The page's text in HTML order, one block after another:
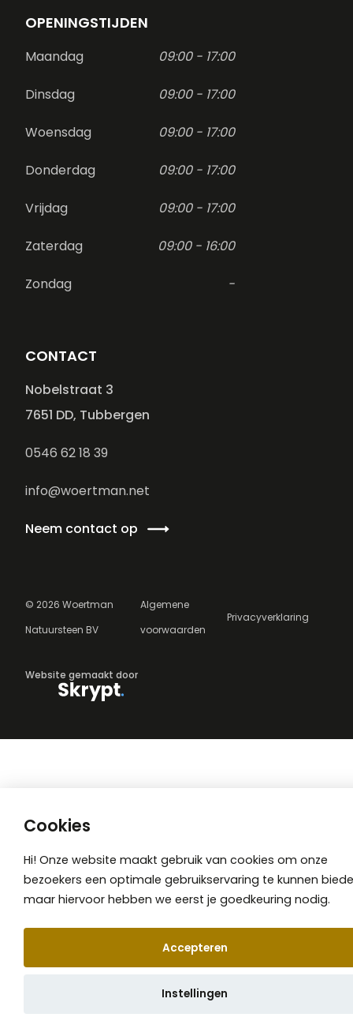
OPENINGSTIJDEN
Maandag 09:00 - 17:00
Dinsdag 09:00 - 17:00
Woensdag 09:00 - 17:00
Donderdag 09:00 - 17:00
Vrijdag 09:00 - 17:00
Zaterdag 09:00 - 16:00
Zondag -
CONTACT
Nobelstraat 3
7651 DD, Tubbergen
0546 62 18 39
info@woertman.net
Neem contact op
© 2026 Woertman
Natuursteen BV
Algemene
voorwaarden
Privacyverklaring
Website gemaakt door
Cookies
Hi! Onze website maakt gebruik van cookies om onze
bezoekers een optimale gebruikservaring te kunnen
maar hiervoor hebben we eerst je goedkeuring nodig.
Accepteren
Instellingen